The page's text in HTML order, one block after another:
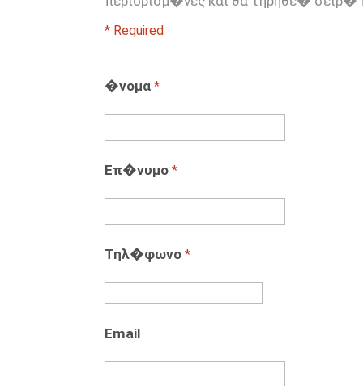
* Required
�νομα*
Επ�νυμο*
Τηλ�φωνο*
Email